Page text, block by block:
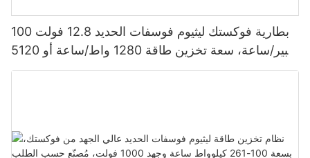
بطارية فوكستك ليثيوم فوسفات الحديد 12.8 فولت 100
أمبير/ساعة، سعة تخزين طاقة 1280 واط/ساعة أو 5120
واط/ساعة، مقاومة للماء والغبار بمعيار IP65، مناسبة